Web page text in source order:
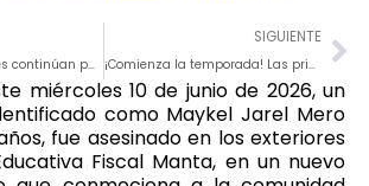
Las investigaciones continúan para determinar las causas del hecho e identificar a los responsables.
SIGUIENTE
¡Comienza la temporada! Las primeras ballenas jorobadas ya fueron avistadas en Manabí
miércoles 10 de junio de 2026, un
como Maykel Jarel Mero
fue asesinado en los exteriores
Fiscal Manta, en un nuevo